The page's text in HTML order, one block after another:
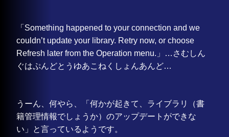
「Something happened to your connection and we
couldn’t update your library. Retry now, or choose
Refresh later from the Operation menu.」…さむしん
ぐはぷんどとうゆあこねくしょんあんど…
うーん、何やら、「何かが起きて、ライブラリ（書
籍管理情報でしょうか）のアップデートができな
い」と言っているようです。